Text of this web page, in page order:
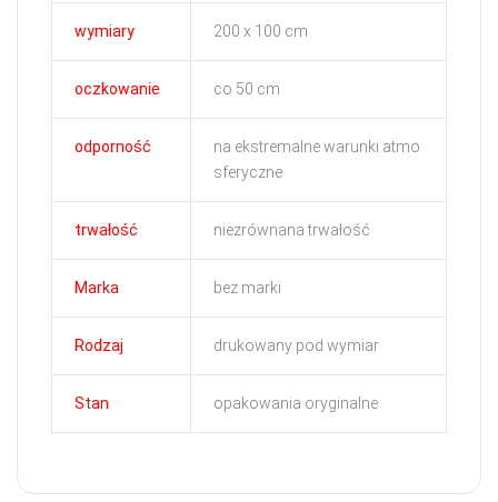
wymiary 200 x 100 cm
oczkowanie co 50 cm
odporność
na ekstremalne warunki atmo
sferyczne
trwałość niezrównana trwałość
Marka bez marki
Rodzaj drukowany pod wymiar
Stan opakowania oryginalne